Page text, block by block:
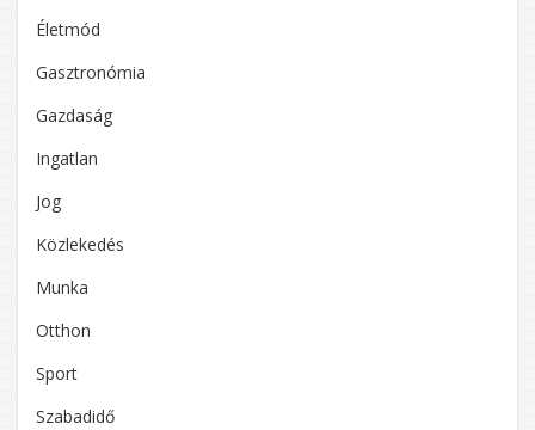
Életmód
Gasztronómia
Gazdaság
Ingatlan
Jog
Közlekedés
Munka
Otthon
Sport
Szabadidő